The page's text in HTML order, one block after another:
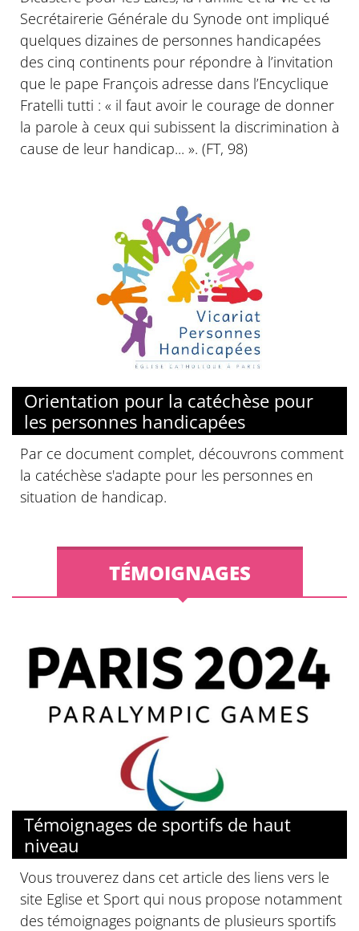
Secrétairerie Générale du Synode ont impliqué
quelques dizaines de personnes handicapées
des cinq continents pour répondre à l’invitation
que le pape François adresse dans l’Encyclique
Fratelli tutti : « il faut avoir le courage de donner
la parole à ceux qui subissent la discrimination à
cause de leur handicap... ». (FT, 98)
Orientation pour la catéchèse pour
les personnes handicapées
Par ce document complet, découvrons comment
la catéchèse s'adapte pour les personnes en
situation de handicap.
TÉMOIGNAGES
Témoignages de sportifs de haut
niveau
Vous trouverez dans cet article des liens vers le
site Eglise et Sport qui nous propose notamment
des témoignages poignants de plusieurs sportifs